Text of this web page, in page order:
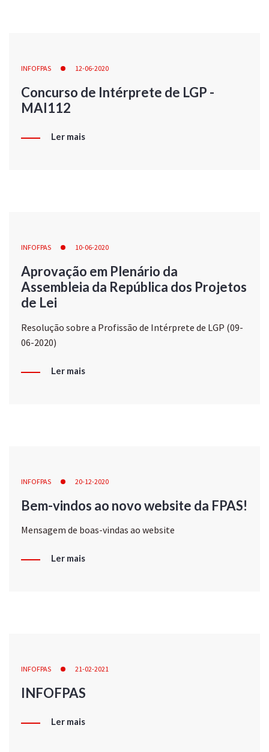
INFOFPAS 12-06-2020
Concurso de Intérprete de LGP -
MAI112
Ler mais
INFOFPAS 10-06-2020
Aprovação em Plenário da
Assembleia da República dos Projetos
de Lei
Resolução sobre a Profissão de Intérprete de LGP (09-
06-2020)
Ler mais
INFOFPAS 20-12-2020
Bem-vindos ao novo website da FPAS!
Mensagem de boas-vindas ao website
Ler mais
INFOFPAS 21-02-2021
INFOFPAS
Ler mais